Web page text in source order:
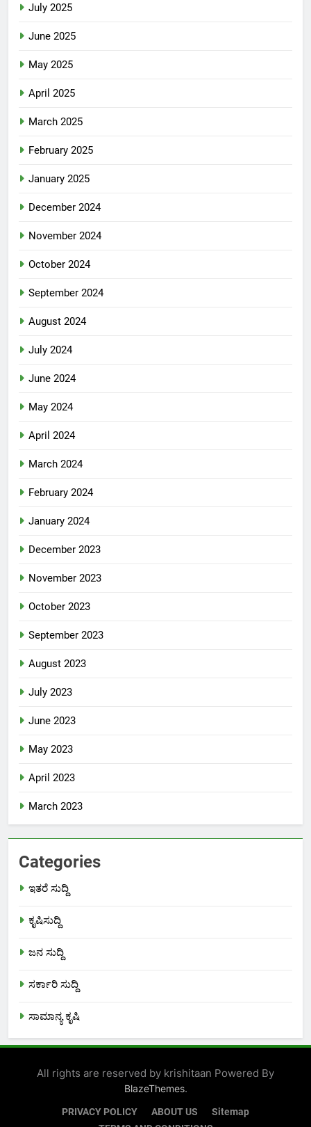
July 2025
June 2025
May 2025
April 2025
March 2025
February 2025
January 2025
December 2024
November 2024
October 2024
September 2024
August 2024
July 2024
June 2024
May 2024
April 2024
March 2024
February 2024
January 2024
December 2023
November 2023
October 2023
September 2023
August 2023
July 2023
June 2023
May 2023
April 2023
March 2023
Categories
ಇತರೆ ಸುದ್ದಿ
ಕೃಷಿಸುದ್ದಿ
ಜನ ಸುದ್ದಿ
ಸರ್ಕಾರಿ ಸುದ್ದಿ
ಸಾಮಾನ್ಯ ಕೃಷಿ
All rights are reserved by krishitaan Powered By
BlazeThemes.
PRIVACY POLICY ABOUT US
Sitemap